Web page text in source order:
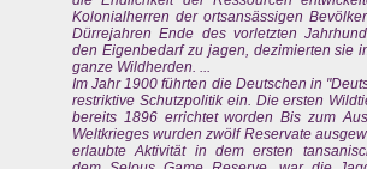
Kolonialherren der ortsansässigen
Dürrejahren Ende des vorletzten
den Eigenbedarf zu jagen, dezimierten sie
ganze Wildherden. ...
Im Jahr 1900 führten die Deutschen in
restriktive Schutzpolitik ein. Die ersten
bereits 1896 errichtet worden Bis zum
Weltkrieges wurden zwölf Reservate
erlaubte Aktivität in dem ersten